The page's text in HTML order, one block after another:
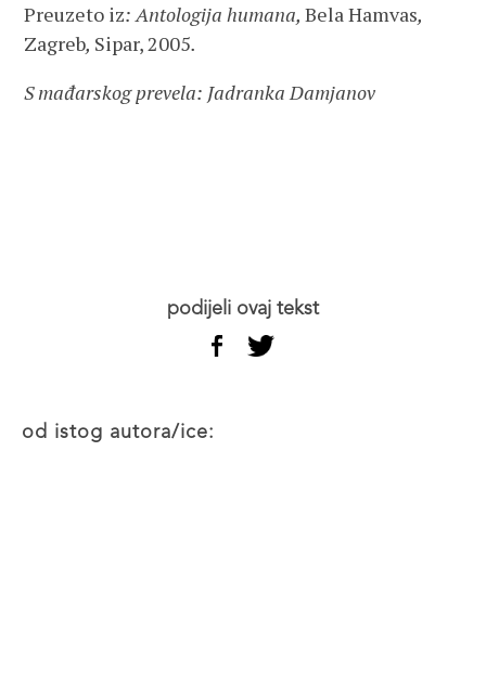
Preuzeto iz: Antologija humana,Bela Hamvas,
Zagreb, Sipar, 2005.
S mađarskog prevela: Jadranka Damjanov
podijeli ovaj tekst
od istog autora/ice: